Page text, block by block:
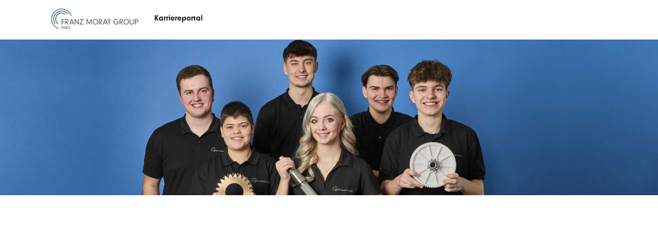
Karriereportal